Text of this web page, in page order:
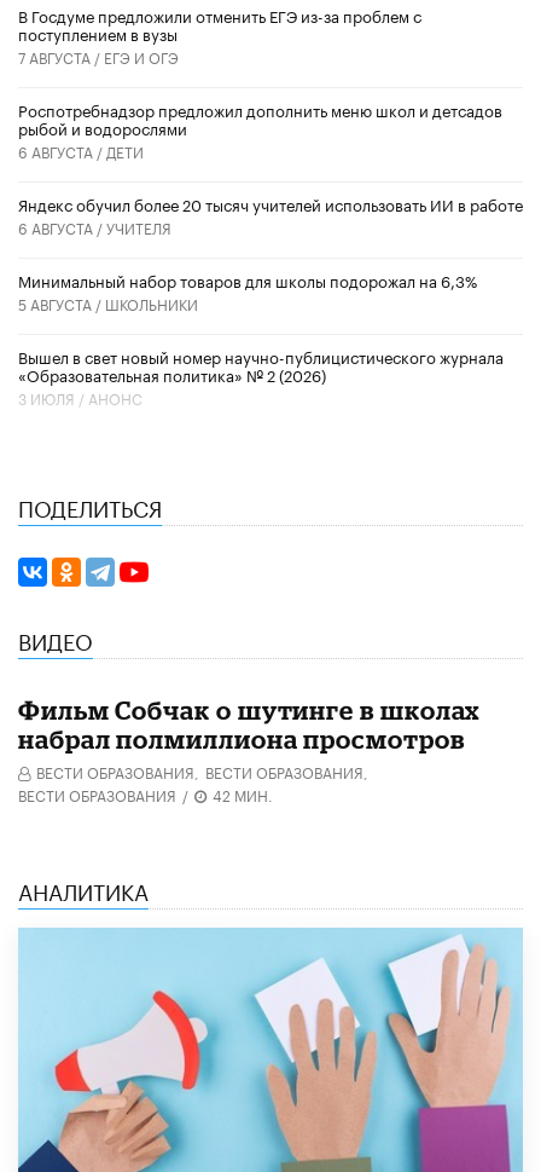
В Госдуме предложили отменить ЕГЭ из-за проблем с
поступлением в вузы
7 АВГУСТА / ЕГЭ И ОГЭ
Роспотребнадзор предложил дополнить меню школ и детсадов
рыбой и водорослями
6 АВГУСТА / ДЕТИ
​Яндекс обучил более 20 тысяч учителей использовать ИИ в работе
6 АВГУСТА /УЧИТЕЛЯ
Минимальный набор товаров для школы подорожал на 6,3%
5 АВГУСТА / ШКОЛЬНИКИ
Вышел в свет новый номер научно-публицистического журнала
«Образовательная политика» № 2 (2026)
3 ИЮЛЯ / АНОНС
ПОДЕЛИТЬСЯ
ВИДЕО
Фильм Собчак о шутинге в школах
набрал полмиллиона просмотров
ВЕСТИ ОБРАЗОВАНИЯ, ВЕСТИ ОБРАЗОВАНИЯ,
ВЕСТИ ОБРАЗОВАНИЯ / 42 МИН.
АНАЛИТИКА